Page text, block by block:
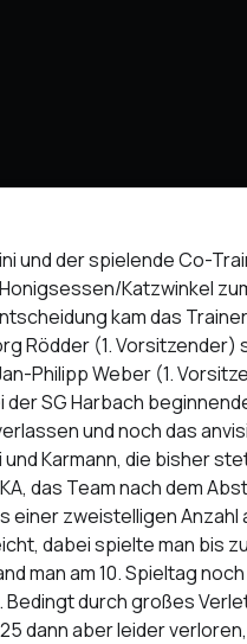
und der spielende Co-
Katzwinkel
kam das
Rödder (1. Vorsitzender)
Philipp Weber (1.
der SG Harbach
und noch das
Karmann, die bisher
das Team nach dem
einer zweistelligen Anzahl
dabei spielte man bis
man am 10. Spieltag
durch großes
dann aber leider